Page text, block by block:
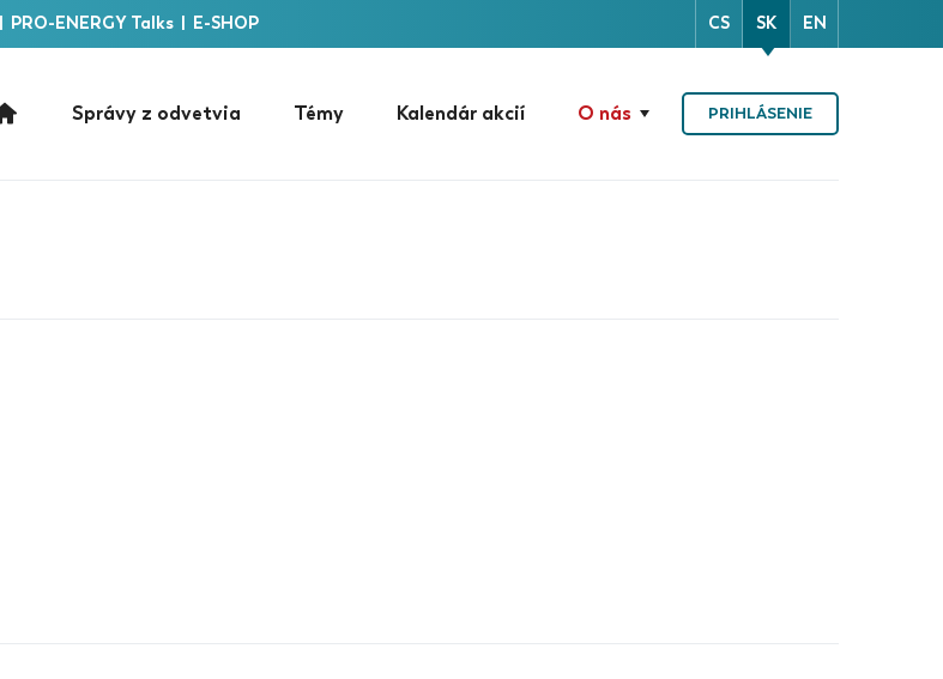
PRO-ENERGY Talks E-SHOP CS SK EN
Správy z odvetvia Témy Kalendár akcií O nás PRIHLÁSENIE